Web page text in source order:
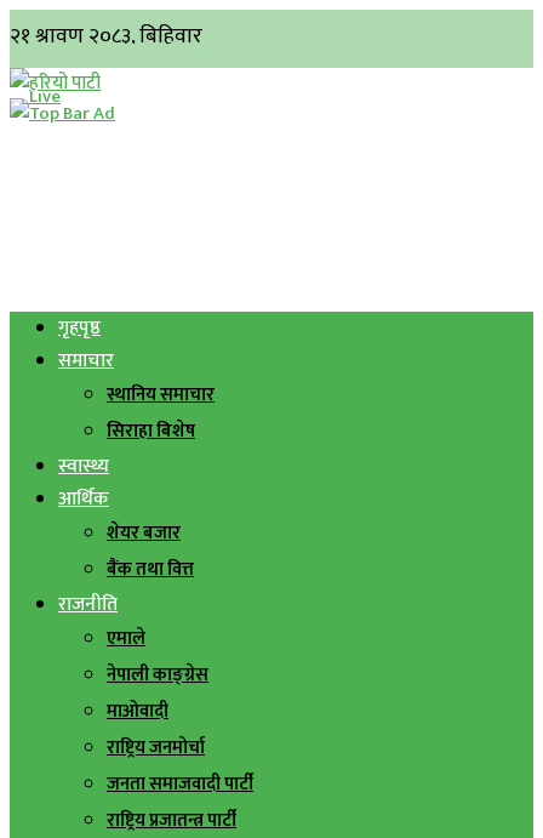
गृहपृष्ठ
समाचार
स्थानिय समाचार
सिराहा बिशेष
स्वास्थ्य
आर्थिक
शेयर बजार
बैंक तथा वित्त
राजनीति
एमाले
नेपाली काङ्ग्रेस
माओवादी
राष्ट्रिय जनमोर्चा
जनता समाजवादी पार्टी
राष्ट्रिय प्रजातन्त्र पार्टी